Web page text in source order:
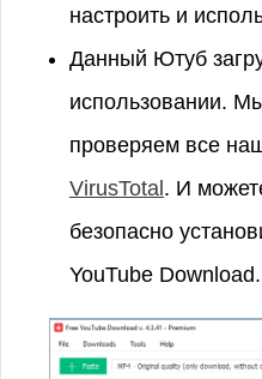
настроить и
Данный Ютуб
использовании.
проверяем все
VirusTotal . И
безопасно
YouTube Download.